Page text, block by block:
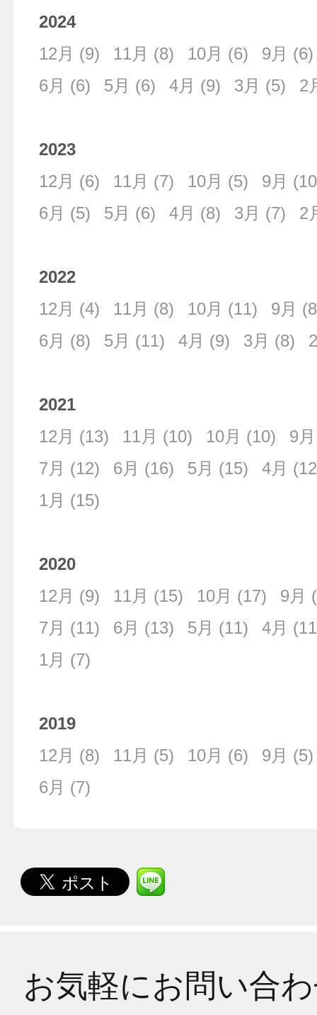
2024
12月 (9) 11月 (8) 10月 (6) 9月 (6)
6月 (6) 5月 (6) 4月 (9) 3月 (5) 2
2023
12月 (6) 11月 (7) 10月 (5) 9月
6月 (5) 5月 (6) 4月 (8) 3月 (7) 2
2022
12月 (4) 11月 (8) 10月 (11) 9月
6月 (8) 5月 (11) 4月 (9) 3月 (8)
2021
12月 (13) 11月 (10) 10月 (10) 9月
7月 (12) 6月 (16) 5月 (15) 4月
1月 (15)
2020
12月 (9) 11月 (15) 10月 (17) 9月
7月 (11) 6月 (13) 5月 (11) 4月
1月 (7)
2019
12月 (8) 11月 (5) 10月 (6) 9月 (5)
6月 (7)
お気軽にお問い合